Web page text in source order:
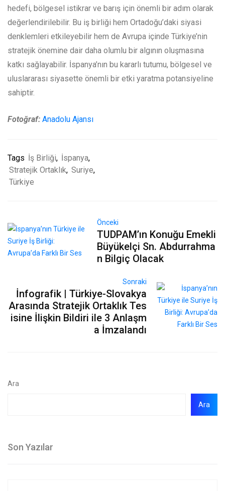
hedefi, bölgesel istikrar ve barış için önemli bir adım olarak
değerlendirilebilir. Bu iş birliği hem Ortadoğu’daki siyasi
denklemleri etkileyebilir hem de Avrupa içinde Türkiye’nin
stratejik önemine dair daha olumlu bir algının oluşmasına
katkı sağlayabilir. İspanya’nın bu kararlı tutumu, bölgesel ve
uluslararası siyasette önemli bir etki yaratma potansiyeline
sahiptir.
Fotoğraf: Anadolu Ajansı
Tags İş Birliği, İspanya,
Stratejik Ortaklık, Suriye,
Türkiye
Önceki
TUDPAM’ın Konuğu Emekli
Büyükelçi Sn. Abdurrahma
n Bilgiç Olacak
Sonraki
İnfografik | Türkiye-Slovakya
Arasında Stratejik Ortaklık Tes
isine İlişkin Bildiri ile 3 Anlaşm
a İmzalandı
Ara
Ara
Son Yazılar